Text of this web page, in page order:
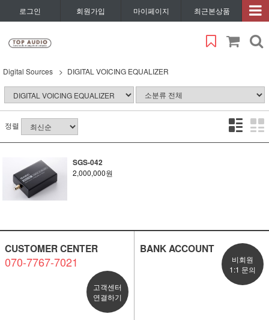
로그인 회원가입 마이페이지 최근본상품
Digital Sources DIGITAL VOICING EQUALIZER
정렬
SGS-042
2,000,000원
CUSTOMER CENTER
070-7767-7021
고객센터
연결하기
BANK ACCOUNT
비회원
1:1 문의